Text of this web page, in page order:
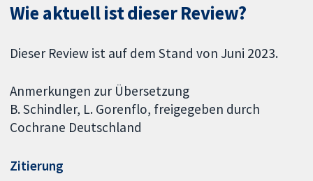
Wie aktuell ist dieser Review?
Dieser Review ist auf dem Stand von Juni 2023.
Anmerkungen zur Übersetzung
B. Schindler, L. Gorenflo, freigegeben durch
Cochrane Deutschland
Zitierung